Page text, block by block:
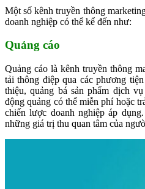
Một số kênh truyền thông
doanh nghiệp có thể kể đến như:
Quảng cáo
Quảng cáo là kênh truyền thông
tải thông điệp qua các phương
thiệu, quảng bá sản phẩm dịch
động quảng có thể miễn phí hoặc
chiến lược doanh nghiệp áp
những giá trị thu quan tâm của